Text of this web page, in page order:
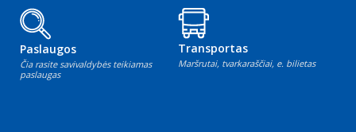
Paslaugos
Čia rasite savivaldybės teikiamas
paslaugas
Transportas
Maršrutai, tvarkaraščiai, e. bilietas